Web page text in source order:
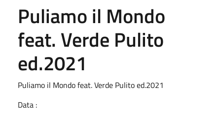
Puliamo il Mondo
feat. Verde Pulito
ed.2021
Puliamo il Mondo feat. Verde Pulito ed.2021
Data :